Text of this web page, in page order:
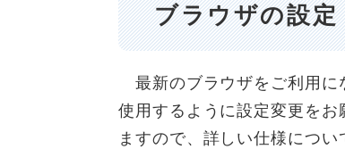
ブラウザの設定
最新のブラウザをご利用に
使用するように設定変更を
ますので、詳しい仕様につ